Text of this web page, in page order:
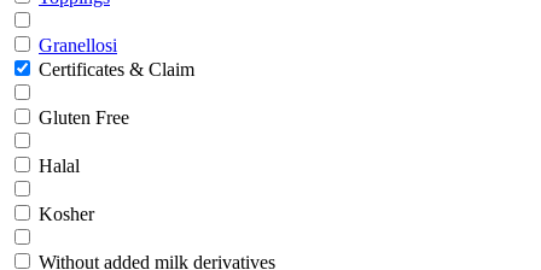
Granellosi
Certificates & Claim
Gluten Free
Halal
Kosher
Without added milk derivatives